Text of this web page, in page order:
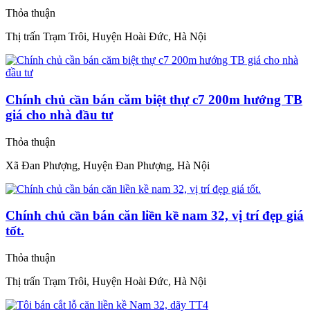
Thỏa thuận
Thị trấn Trạm Trôi, Huyện Hoài Đức, Hà Nội
Chính chủ cần bán căm biệt thự c7 200m hướng TB
giá cho nhà đầu tư
Thỏa thuận
Xã Đan Phượng, Huyện Đan Phượng, Hà Nội
Chính chủ cần bán căn liền kề nam 32, vị trí đẹp giá
tốt.
Thỏa thuận
Thị trấn Trạm Trôi, Huyện Hoài Đức, Hà Nội